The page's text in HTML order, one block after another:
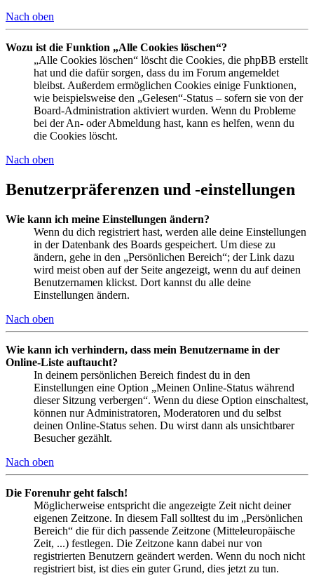
Nach oben
Wozu ist die Funktion „Alle Cookies löschen“?
„Alle Cookies löschen“ löscht die Cookies, die phpBB erstellt
hat und die dafür sorgen, dass du im Forum angemeldet
bleibst. Außerdem ermöglichen Cookies einige Funktionen,
wie beispielsweise den „Gelesen“-Status – sofern sie von der
Board-Administration aktiviert wurden. Wenn du Probleme
bei der An- oder Abmeldung hast, kann es helfen, wenn du
die Cookies löscht.
Nach oben
Benutzerpräferenzen und -einstellungen
Wie kann ich meine Einstellungen ändern?
Wenn du dich registriert hast, werden alle deine Einstellungen
in der Datenbank des Boards gespeichert. Um diese zu
ändern, gehe in den „Persönlichen Bereich“; der Link dazu
wird meist oben auf der Seite angezeigt, wenn du auf deinen
Benutzernamen klickst. Dort kannst du alle deine
Einstellungen ändern.
Nach oben
Wie kann ich verhindern, dass mein Benutzername in der
Online-Liste auftaucht?
In deinem persönlichen Bereich findest du in den
Einstellungen eine Option „Meinen Online-Status während
dieser Sitzung verbergen“. Wenn du diese Option einschaltest,
können nur Administratoren, Moderatoren und du selbst
deinen Online-Status sehen. Du wirst dann als unsichtbarer
Besucher gezählt.
Nach oben
Die Forenuhr geht falsch!
Möglicherweise entspricht die angezeigte Zeit nicht deiner
eigenen Zeitzone. In diesem Fall solltest du im „Persönlichen
Bereich“ die für dich passende Zeitzone (Mitteleuropäische
Zeit, ...) festlegen. Die Zeitzone kann dabei nur von
registrierten Benutzern geändert werden. Wenn du noch nicht
registriert bist, ist dies ein guter Grund, dies jetzt zu tun.